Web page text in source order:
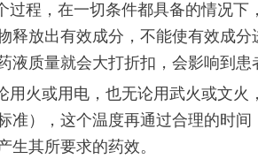
程，在一切条件都具备的情况下
释放出有效成分，不能使有效成
质量就会大打折扣，会影响到患
火或用电，也无论用武火或文火
准），这个温度再通过合理的时
生其所要求的药效。